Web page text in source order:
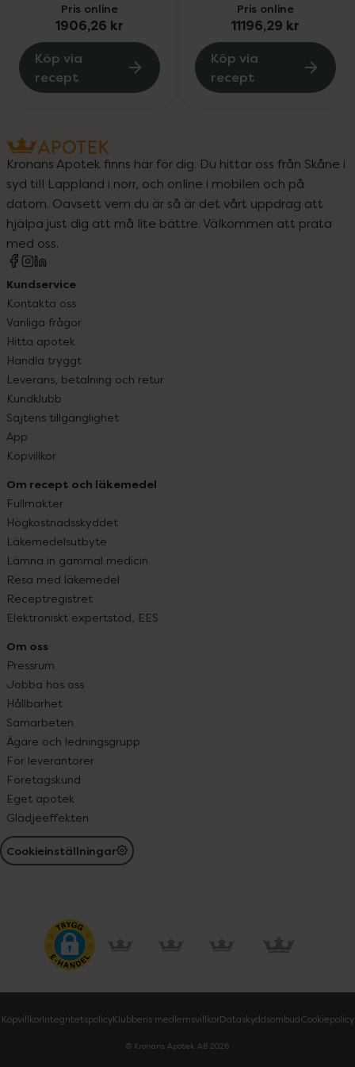
Pris online
1906,26 kr
Köp via
recept
Pris online
11196,29 kr
Köp via
recept
Kronans Apotek finns här för dig. Du hittar oss från Skåne i
syd till Lappland i norr, och online i mobilen och på
datorn. Oavsett vem du är så är det vårt uppdrag att
hjälpa just dig att må lite bättre. Välkommen att prata
med oss.
Kundservice
Kontakta oss
Vanliga frågor
Hitta apotek
Handla tryggt
Leverans, betalning och retur
Kundklubb
Sajtens tillgänglighet
App
Köpvillkor
Om recept och läkemedel
Fullmakter
Högkostnadsskyddet
Läkemedelsutbyte
Lämna in gammal medicin
Resa med läkemedel
Receptregistret
Elektroniskt expertstöd, EES
Om oss
Pressrum
Jobba hos oss
Hållbarhet
Samarbeten
Ägare och ledningsgrupp
För leverantörer
Företagskund
Eget apotek
Glädjeeffekten
Cookieinställningar
KöpvillkorIntegritetspolicyKlubbens medlemsvillkorDataskyddsombudCookiepolicy
© Kronans Apotek AB 2026